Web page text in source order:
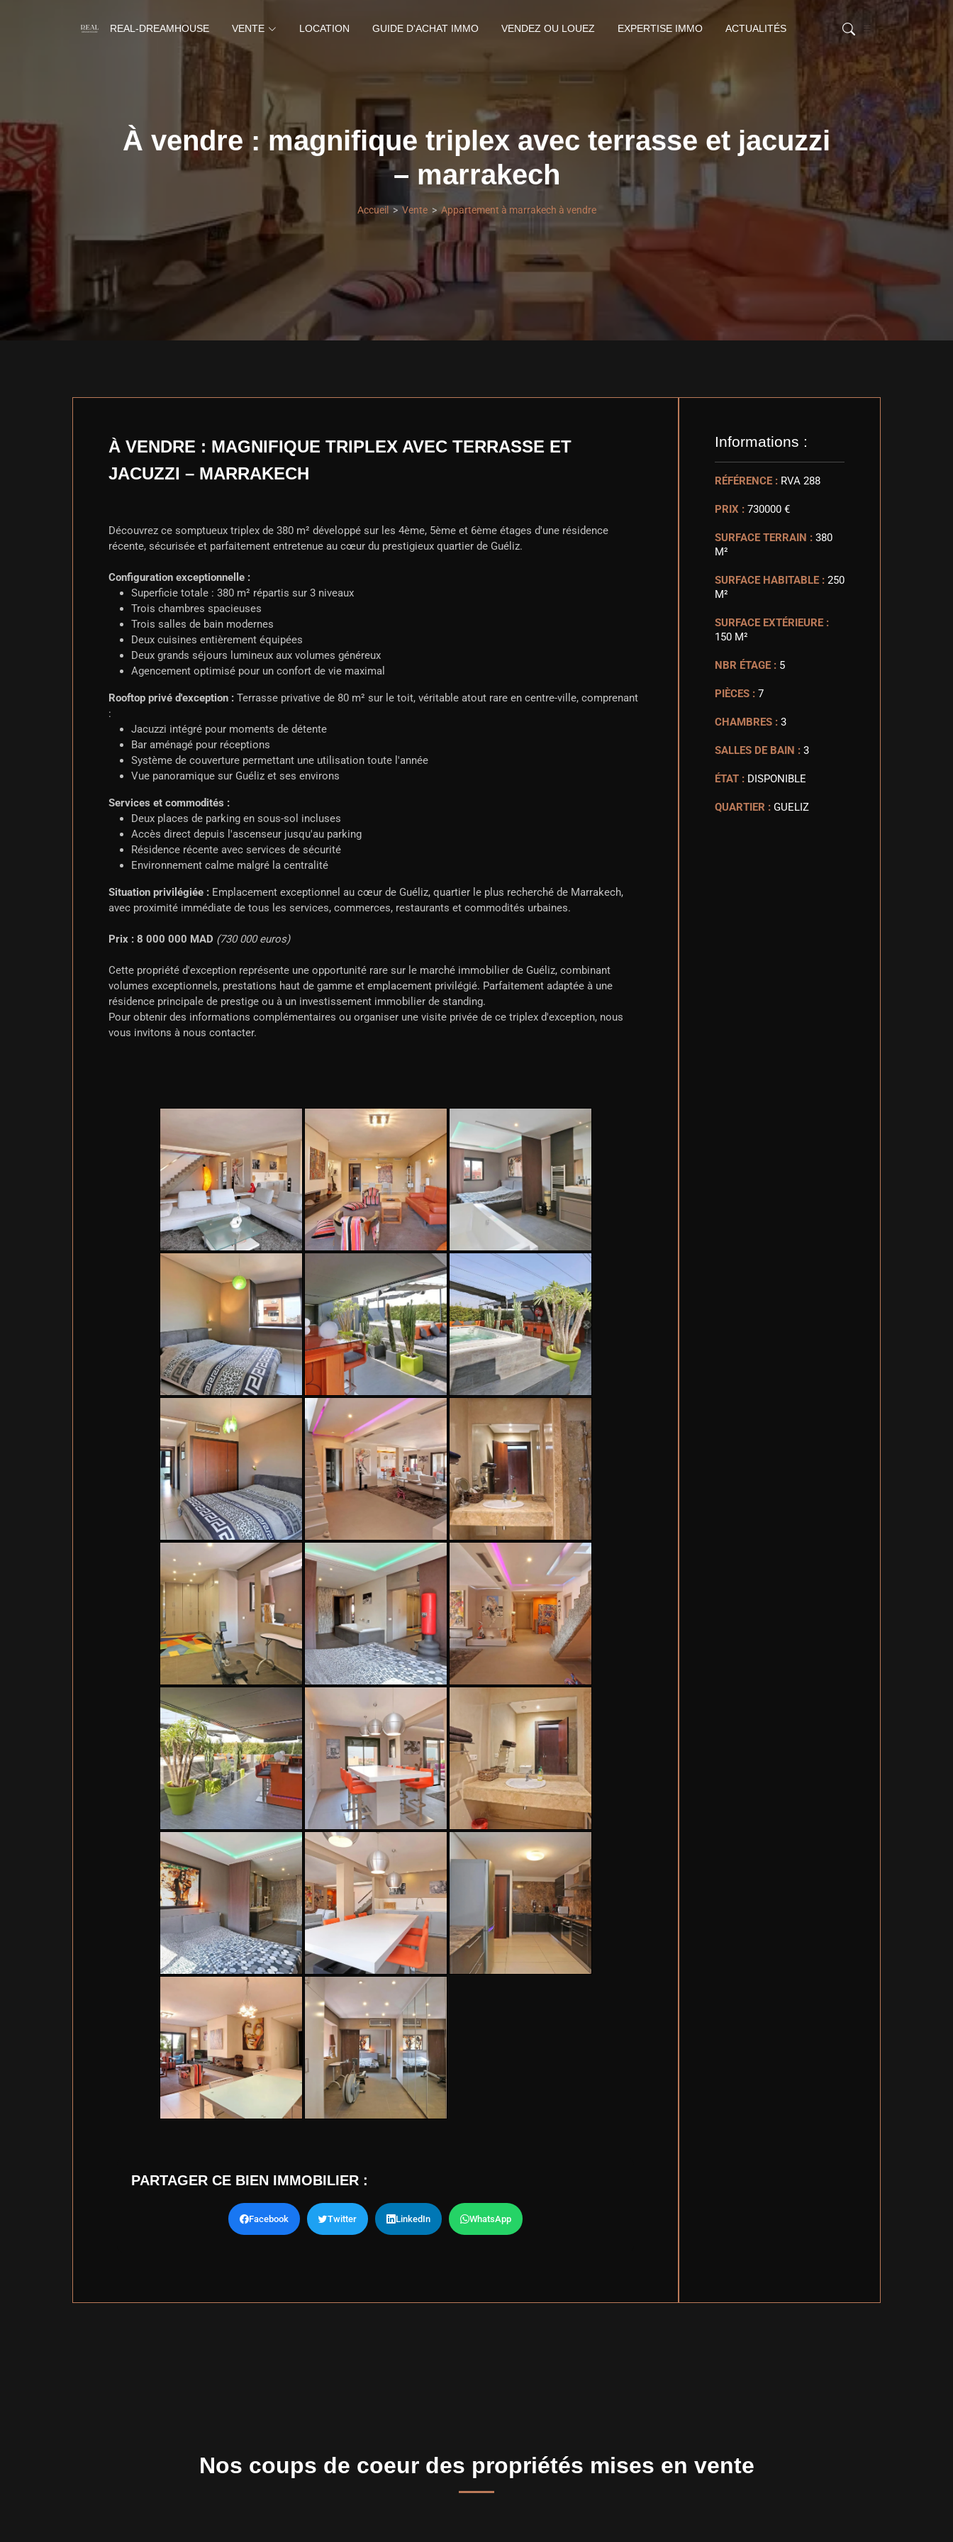
REAL-DREAMHOUSE VENTE LOCATION GUIDE D'ACHAT IMMO VENDEZ OU LOUEZ EXPERTISE IMMO ACTUALITÉS
À vendre : magnifique triplex avec terrasse et jacuzzi
– marrakech
Accueil Vente Appartement à marrakech à vendre
À VENDRE : MAGNIFIQUE TRIPLEX AVEC TERRASSE ET
JACUZZI – MARRAKECH
Découvrez ce somptueux triplex de 380 m² développé sur les 4ème, 5ème et 6ème étages d'une résidence
récente, sécurisée et parfaitement entretenue au cœur du prestigieux quartier de Guéliz.
Configuration exceptionnelle :
Superficie totale : 380 m² répartis sur 3 niveaux
Trois chambres spacieuses
Trois salles de bain modernes
Deux cuisines entièrement équipées
Deux grands séjours lumineux aux volumes généreux
Agencement optimisé pour un confort de vie maximal
Rooftop privé d'exception : Terrasse privative de 80 m² sur le toit, véritable atout rare en centre-ville, comprenant
:
Jacuzzi intégré pour moments de détente
Bar aménagé pour réceptions
Système de couverture permettant une utilisation toute l'année
Vue panoramique sur Guéliz et ses environs
Services et commodités :
Deux places de parking en sous-sol incluses
Accès direct depuis l'ascenseur jusqu'au parking
Résidence récente avec services de sécurité
Environnement calme malgré la centralité
Situation privilégiée : Emplacement exceptionnel au cœur de Guéliz, quartier le plus recherché de Marrakech,
avec proximité immédiate de tous les services, commerces, restaurants et commodités urbaines.
Prix : 8 000 000 MAD (730 000 euros)
Cette propriété d'exception représente une opportunité rare sur le marché immobilier de Guéliz, combinant
volumes exceptionnels, prestations haut de gamme et emplacement privilégié. Parfaitement adaptée à une
résidence principale de prestige ou à un investissement immobilier de standing.
Pour obtenir des informations complémentaires ou organiser une visite privée de ce triplex d'exception, nous
vous invitons à nous contacter.
PARTAGER CE BIEN IMMOBILIER :
Facebook Twitter LinkedIn WhatsApp
Informations :
RÉFÉRENCE : RVA 288
PRIX : 730000 €
SURFACE TERRAIN : 380
M²
SURFACE HABITABLE : 250
M²
SURFACE EXTÉRIEURE :
150 M²
NBR ÉTAGE : 5
PIÈCES : 7
CHAMBRES : 3
SALLES DE BAIN : 3
ÉTAT : DISPONIBLE
QUARTIER : GUELIZ
Nos coups de coeur des propriétés mises en vente